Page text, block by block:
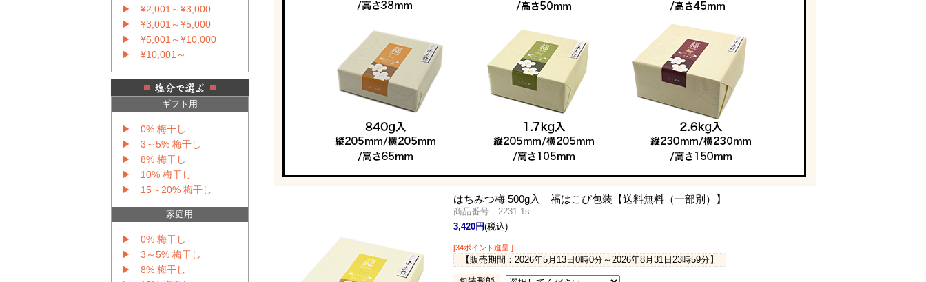
▶ ¥2,001～¥3,000
▶ ¥3,001～¥5,000
▶ ¥5,001～¥10,000
▶ ¥10,001～
ギフト用
▶ 0% 梅干し
▶ 3～5% 梅干し
▶ 8% 梅干し
▶ 10% 梅干し
▶ 15～20% 梅干し
家庭用
▶ 0% 梅干し
▶ 3～5% 梅干し
▶ 8% 梅干し
はちみつ梅 500g入 福はこび包装【送料無料（一部別）】
商品番号 2231-1s
3,420円(税込)
[34ポイント進呈 ]
【販売期間： 2026年5月13日0時0分～ 2026年8月31日23時59分】